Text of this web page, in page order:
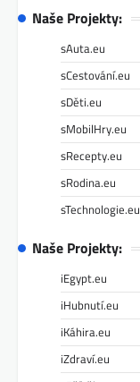
Naše Projekty:
sAuta.eu
sCestování.eu
sDěti.eu
sMobilHry.eu
sRecepty.eu
sRodina.eu
sTechnologie.eu
Naše Projekty:
iEgypt.eu
iHubnutí.eu
iKáhira.eu
iZdraví.eu